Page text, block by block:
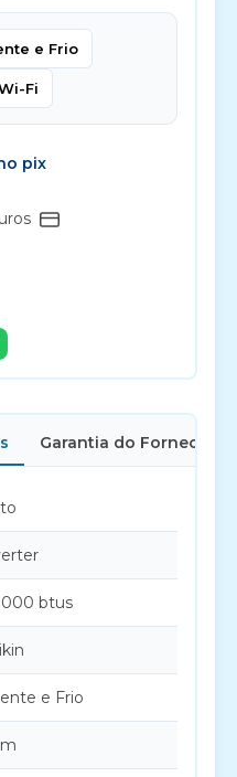
e Frio
Fi
pix
Garantia do Fornecedor
btus
e Frio